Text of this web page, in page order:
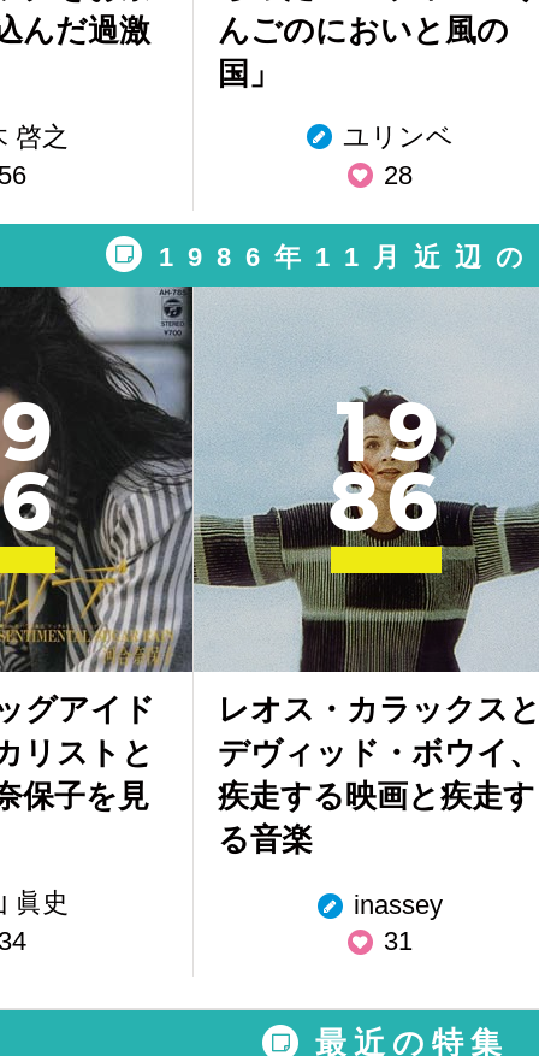
んだ過激
啓之
んごのにおいと風の
国」
ユリンベ
28
1986年11月近辺の
9
6
グアイド
リストと
保子を見
眞史
19
86
レオス・カラックス
デヴィッド・ボウイ、
疾走する映画と疾走す
る音楽
inassey
31
最近の特集